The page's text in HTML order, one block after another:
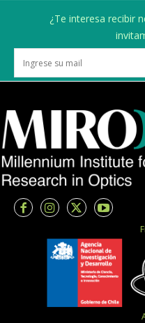
¿Te interesa recibir